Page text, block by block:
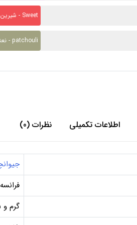
شیرین - Sweet
نعناع هندی - patchouli
اطلاعات تکمیلی نظرات (0)
فرانسه
گرم